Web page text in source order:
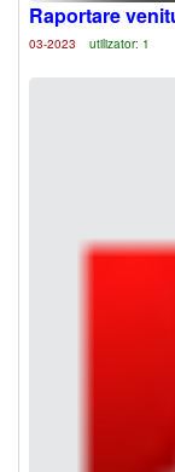
Raportare
03-2023
utilizator: 1